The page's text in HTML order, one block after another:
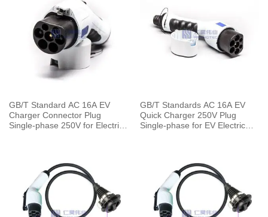
GB/T Standard AC 16A EV
Charger Connector Plug
Single-phase 250V for Electric
GB/T Standards AC 16A EV
Quick Charger 250V Plug
Single-phase for EV Electric